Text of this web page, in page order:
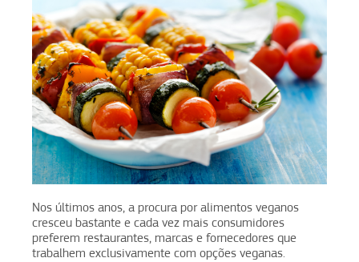
Nos últimos anos, a procura por alimentos veganos
cresceu bastante e cada vez mais consumidores
preferem restaurantes, marcas e fornecedores que
trabalhem exclusivamente com opções veganas.